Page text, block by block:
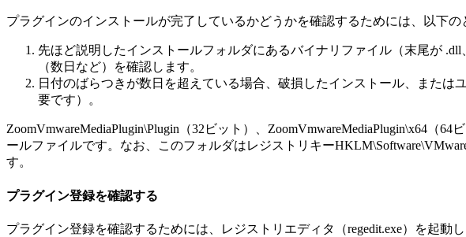
プラグインのインストールが完了しているかどうかを確認するためには、以下の
先ほど説明したインストールフォルダにあるバイナリファイル（末尾が
（数日など）を確認します。
日付のばらつきが数日を超えている場合、破損したインストール、また
要です）。
ZoomVmwareMediaPlugin\Plugin（32ビット）、ZoomVmwareMediaPlugin\x64（
ールファイルです。なお、このフォルダはレジストリキー
す。
プラグイン登録を確認する
プラグイン登録を確認するためには、レジストリエディタ（regedit.exe）を起